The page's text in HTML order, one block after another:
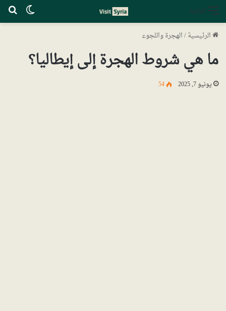
القائمة
الرئيسية/الهجرة واللجوء
ما هي شروط الهجرة إلى إيطاليا؟
يونيو 7, 2025 54